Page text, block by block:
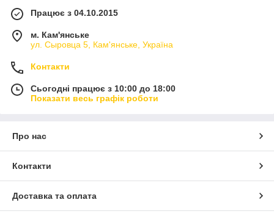
Працює з 04.10.2015
м. Кам'янське
ул. Сыровца 5, Кам'янське, Україна
Контакти
Сьогодні працює з 10:00 до 18:00
Показати весь графік роботи
Про нас
Контакти
Доставка та оплата